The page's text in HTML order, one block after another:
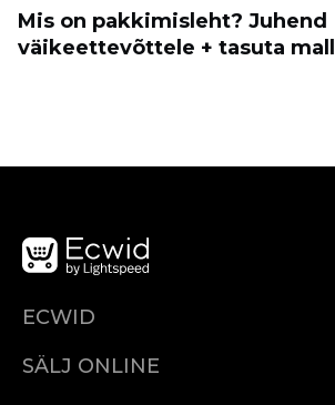
Mis on pakkimisleht? Juhend
väikeettevõttele + tasuta mall
ECWID
Pris
SÄLJ ONLINE